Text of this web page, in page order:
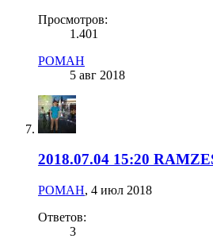
Просмотров:
1.401
РОMАН
5 авг 2018
2018.07.04 15:20
РОMАН, 4 июл 2018
Ответов:
3